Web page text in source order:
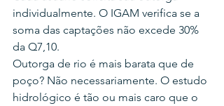
individualmente. O IGAM verifica se a
soma das captações não excede 30%
da Q7,10.
Outorga de rio é mais barata que de
poço? Não necessariamente. O estudo
hidrológico é tão ou mais caro que o